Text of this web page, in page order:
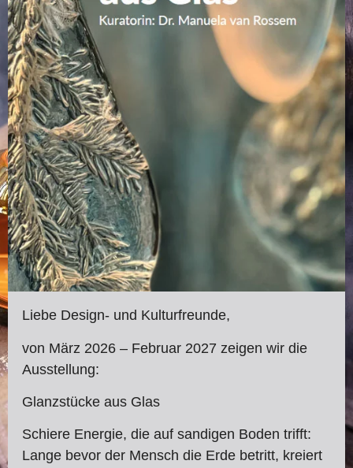
Liebe Design- und Kulturfreunde,
von März 2026 – Februar 2027 zeigen wir die
Ausstellung:
Glanzstücke aus Glas
Schiere Energie, die auf sandigen Boden trifft:
Lange bevor der Mensch die Erde betritt, kreiert